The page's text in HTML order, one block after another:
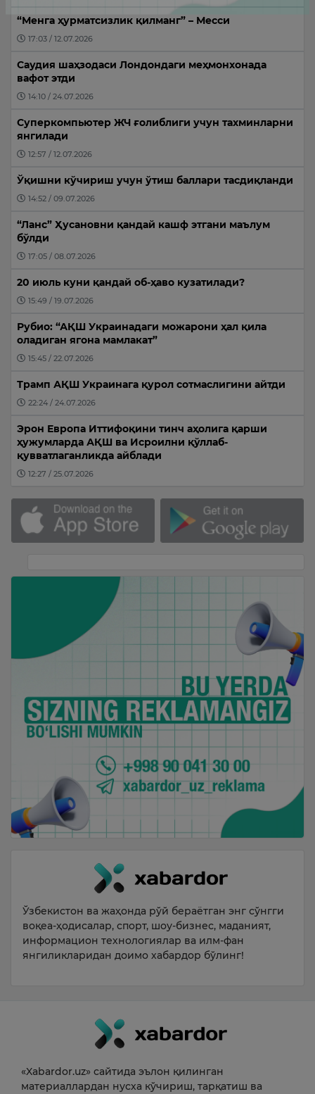
“Менга ҳурматсизлик қилманг” – Месси
17:03 / 12.07.2026
Саудия шаҳзодаси Лондондаги меҳмонхонада
вафот этди
14:10 / 24.07.2026
Суперкомпьютер ЖЧ ғолиблиги учун тахминларни
янгилади
12:57 / 12.07.2026
Ўқишни кўчириш учун ўтиш баллари тасдиқланди
14:52 / 09.07.2026
“Ланс” Ҳусановни қандай кашф этгани маълум
бўлди
17:05 / 08.07.2026
20 июль куни қандай об-ҳаво кузатилади?
15:49 / 19.07.2026
Рубио: “АҚШ Украинадаги можарони ҳал қила
оладиган ягона мамлакат”
15:45 / 22.07.2026
Трамп АҚШ Украинага қурол сотмаслигини айтди
22:24 / 24.07.2026
Эрон Европа Иттифоқини тинч аҳолига қарши
ҳужумларда АҚШ ва Исроилни қўллаб-
қувватлаганликда айблади
12:27 / 25.07.2026
Ўзбекистон ва жаҳонда рўй бераётган энг сўнгги
воқеа-ҳодисалар, спорт, шоу-бизнес, маданият,
информацион технологиялар ва илм-фан
янгиликларидан доимо хабардор бўлинг!
«Xabardor.uz» сайтида эълон қилинган
материаллардан нусха кўчириш, тарқатиш ва